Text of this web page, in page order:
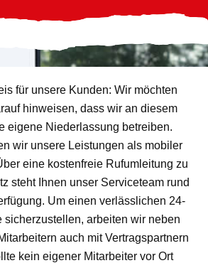
für unsere Kunden: Wir möchten
hinweisen, dass wir an diesem
eigene Niederlassung betreiben.
wir unsere Leistungen als mobiler
eine kostenfreie Rufumleitung zu
steht Ihnen unser Serviceteam rund
Um einen verlässlichen 24-
sicherzustellen, arbeiten wir neben
auch mit Vertragspartnern
kein eigener Mitarbeiter vor Ort